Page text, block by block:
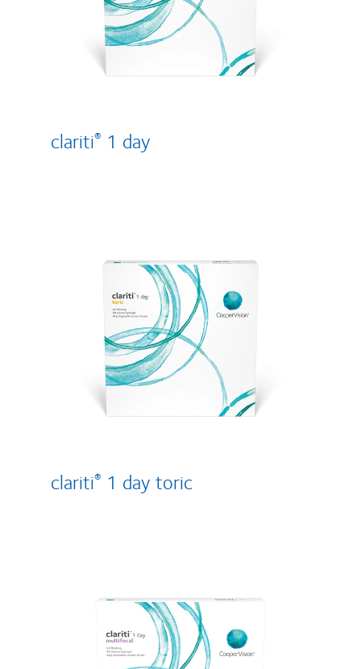
clariti® 1 day
clariti® 1 day toric